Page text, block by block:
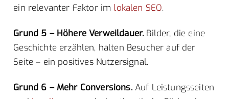
ein relevanter Faktor im lokalen SEO.
Grund 5 – Höhere Verweildauer. Bilder, die eine
Geschichte erzählen, halten Besucher auf der
Seite – ein positives Nutzersignal.
Grund 6 – Mehr Conversions.Auf Leistungsseiten